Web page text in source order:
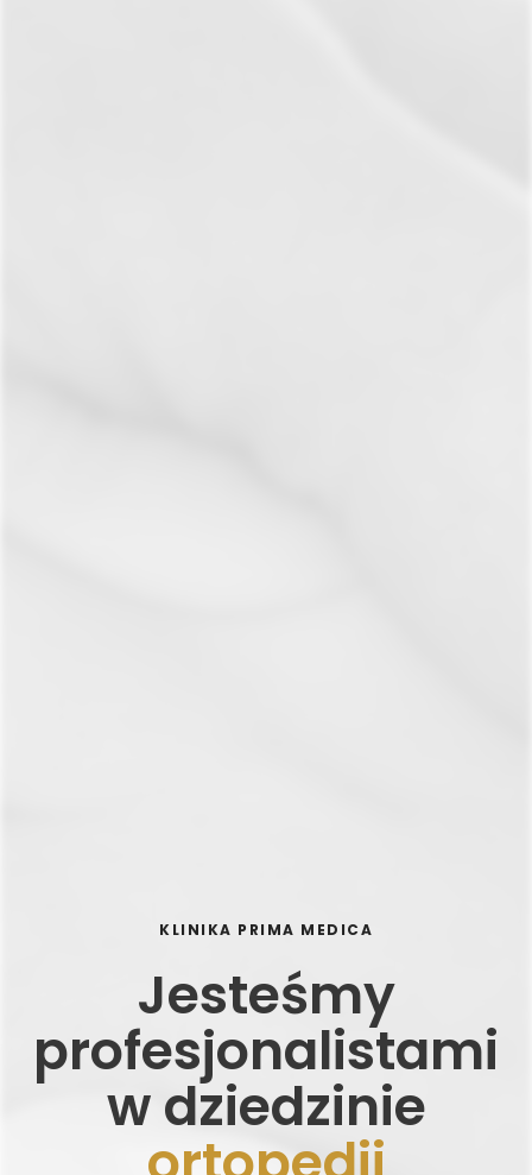
KLINIKA PRIMA MEDICA
Jesteśmy
profesjonalistami
w dziedzinie